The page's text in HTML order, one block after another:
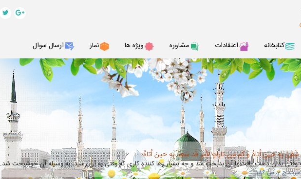
كتابخانه اعتقادات مشاوره ويژه ها نماز ارسال سوال
بِهِ حينَ أتاهُ وَ كَم مِن تارِكٍ لأَِمرٍ قَد سَعِدَ بِهِ حينَ أتاهُ؛
وقتى بدان دست يافت با آن بدبخت شد و چه بسيار رها كننده كارى كه وقتى به آن رسيد، به وسيله آن خوشبخت شد.